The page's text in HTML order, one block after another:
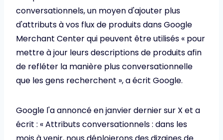
conversationnels, un moyen d'ajouter plus
d'attributs à vos flux de produits dans Google
Merchant Center qui peuvent être utilisés « pour
mettre à jour leurs descriptions de produits afin
de refléter la manière plus conversationnelle
que les gens recherchent », a écrit Google.
Google l'a annoncé en janvier dernier sur X et a
écrit : « Attributs conversationnels : dans les